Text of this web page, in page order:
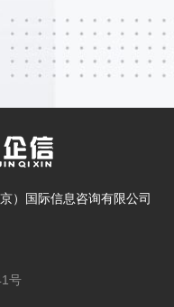
）国际信息咨询有限公司
号